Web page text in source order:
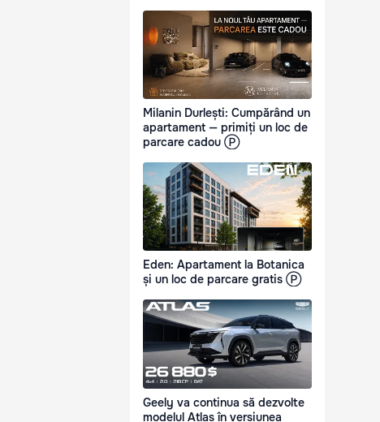
Milanin Durlești: Cumpărând un
apartament — primiți un loc de
parcare cadou Ⓟ
Eden: Apartament la Botanica
și un loc de parcare gratis Ⓟ
Geely va continua să dezvolte
modelul Atlas în versiunea